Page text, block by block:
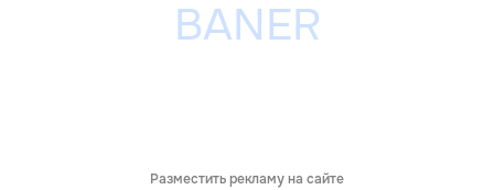
Разместить рекламу на сайте